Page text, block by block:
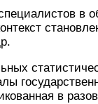
в
в